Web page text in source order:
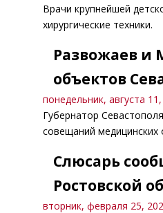
Врачи крупнейшей
хирургические техники.
Развожаев и
объектов
понедельник, августа
Губернатор
совещаний медицинских
Слюсарь
Ростовской
вторник, февраля 25,